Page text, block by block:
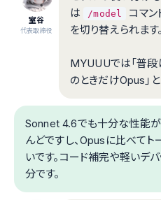
室谷
代表取締役
は
/model
コマ
を切り替えられます。
MYUUUでは「普
のときだけOpus」
Sonnet 4.6でも十分な性能
んどですし、Opusに比べて
いです。コード補完や軽いデ
分です。